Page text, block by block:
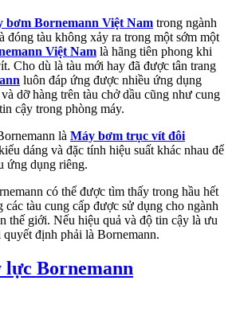
bơm Bornemann Việt Nam trong ngành
đóng tàu không xảy ra trong một sớm một
Việt Nam là hãng tiên phong khi
Cho dù là tàu mới hay đã được tân trang
luôn đáp ứng được nhiều ứng dụng
dỡ hàng trên tàu chở dầu cũng như cung
cậy trong phòng máy.
là Máy bơm trục vít đôi
dáng và đặc tính hiệu suất khác nhau để
ứng dụng riêng.
có thể được tìm thấy trong hầu hết
các tàu cung cấp được sử dụng cho ngành
thế giới. Nếu hiệu quả và độ tin cậy là ưu
định phải là Bornemann.
Bornemann